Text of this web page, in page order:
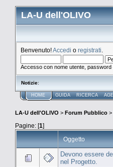
LA-U dell'OLIVO
Benvenuto!Accedi o registrati
Accesso con nome utente,
Notizie:
HOME GUIDA RICERCA
LA-U dell'OLIVO > Forum Pubblico >
Pagine: [1]
Oggetto
Devono essere
nel Progetto.